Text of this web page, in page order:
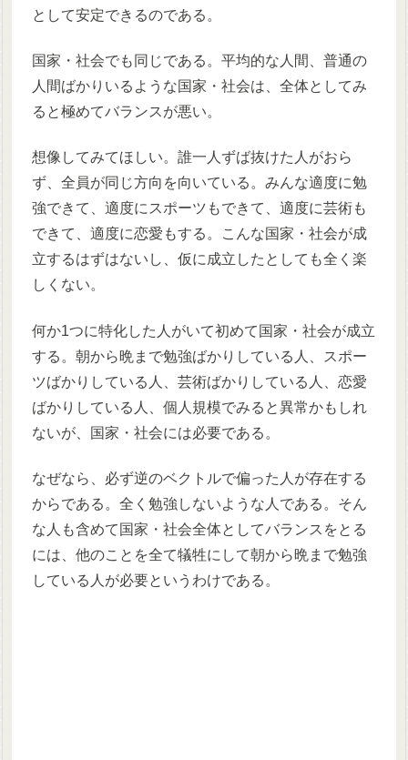
として安定できるのである。
国家・社会でも同じである。平均的な人間、普通の
人間ばかりいるような国家・社会は、全体としてみ
ると極めてバランスが悪い。
想像してみてほしい。誰一人ずば抜けた人がおら
ず、全員が同じ方向を向いている。みんな適度に勉
強できて、適度にスポーツもできて、適度に芸術も
できて、適度に恋愛もする。こんな国家・社会が成
立するはずはないし、仮に成立したとしても全く楽
しくない。
何か1つに特化した人がいて初めて国家・社会が成立
する。朝から晩まで勉強ばかりしている人、スポー
ツばかりしている人、芸術ばかりしている人、恋愛
ばかりしている人、個人規模でみると異常かもしれ
ないが、国家・社会には必要である。
なぜなら、必ず逆のベクトルで偏った人が存在する
からである。全く勉強しないような人である。そん
な人も含めて国家・社会全体としてバランスをとる
には、他のことを全て犠牲にして朝から晩まで勉強
している人が必要というわけである。